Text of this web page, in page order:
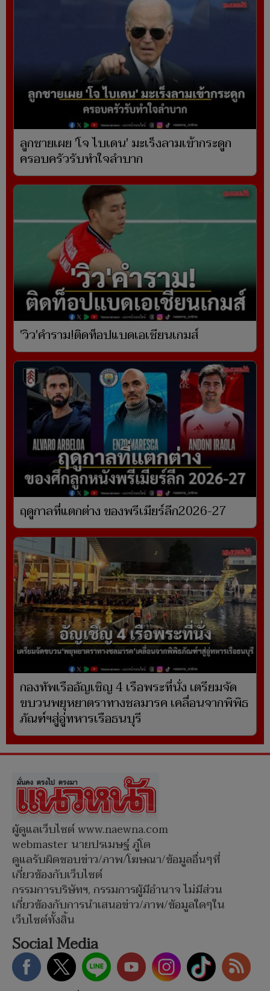
ลูกชายเผย 'โจ ไบเดน' มะเร็งลามเข้ากระดูก
ครอบครัวรับทำใจลำบาก
'วิว'คำราม!ติดท็อปแบดเอเชียนเกมส์
ฤดูกาลที่แตกต่าง ของพรีเมียร์ลีก2026-27
กองทัพเรืออัญเชิญ 4 เรือพระที่นั่ง เตรียมจัด
ขบวนพยุหยาตราทางชลมารค เคลื่อนจากพิพิธ
ภัณฑ์ฯสู่อู่ทหารเรือธนบุรี
ผู้ดูแลเว็บไซต์ www.naewna.com
webmaster นายปรเมษฐ์ ภู่โต
ดูแลรับผิดชอบข่าว/ภาพ/โฆษณา/ข้อมูลอื่นๆที่
เกี่ยวข้องกับเว็บไซต์
กรรมการบริษัทฯ, กรรมการผู้มีอำนาจ ไม่มีส่วน
เกี่ยวข้องกับการนำเสนอข่าว/ภาพ/ข้อมูลใดๆใน
เว็บไซต์ทั้งสิ้น
Social Media